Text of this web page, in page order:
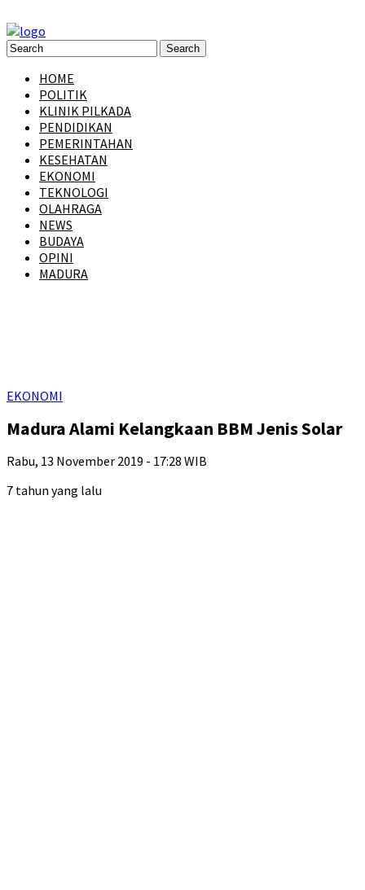
HOME
POLITIK
KLINIK PILKADA
PENDIDIKAN
PEMERINTAHAN
KESEHATAN
EKONOMI
TEKNOLOGI
OLAHRAGA
NEWS
BUDAYA
OPINI
MADURA
EKONOMI
Madura Alami Kelangkaan BBM Jenis Solar
Rabu, 13 November 2019 - 17:28 WIB
7 tahun yang lalu